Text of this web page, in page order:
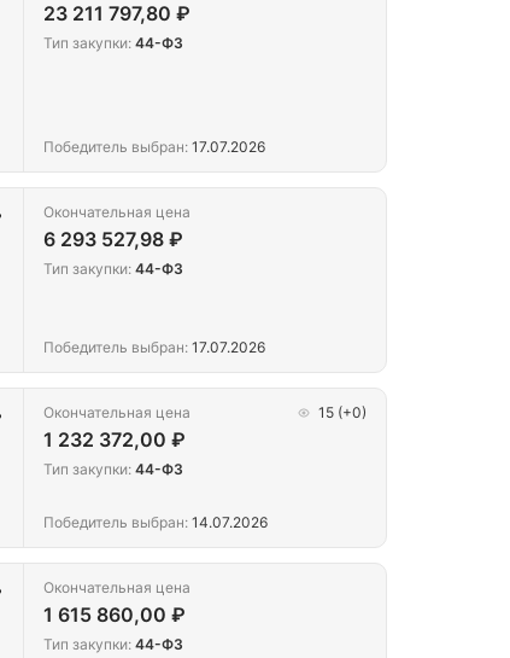
23 211 797,80 ₽
Тип закупки: 44-ФЗ
Победитель выбран: 17.07.2026
Окончательная цена
6 293 527,98 ₽
Тип закупки: 44-ФЗ
Победитель выбран: 17.07.2026
Окончательная цена
1 232 372,00 ₽
15 (+0)
Тип закупки: 44-ФЗ
Победитель выбран: 14.07.2026
Окончательная цена
1 615 860,00 ₽
Тип закупки: 44-ФЗ